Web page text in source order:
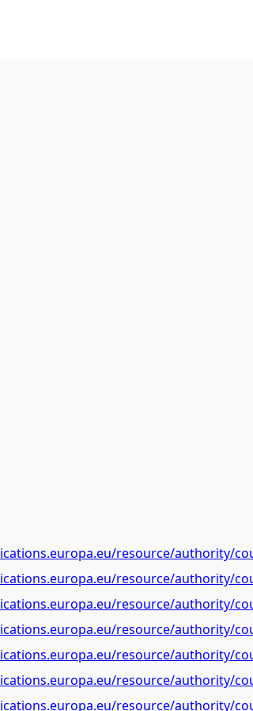
først blei utgitt. Det kan ha
resource/authority/
resource/authority/
resource/authority/
resource/authority/
resource/authority/
resource/authority/
resource/authority/